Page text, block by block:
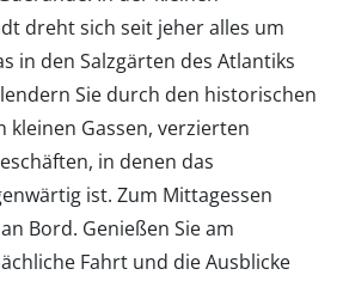
dreht sich seit jeher alles um
in den Salzgärten des Atlantiks
Sie durch den historischen
kleinen Gassen, verzierten
in denen das
ist. Zum Mittagessen
Bord. Genießen Sie am
Fahrt und die Ausblicke